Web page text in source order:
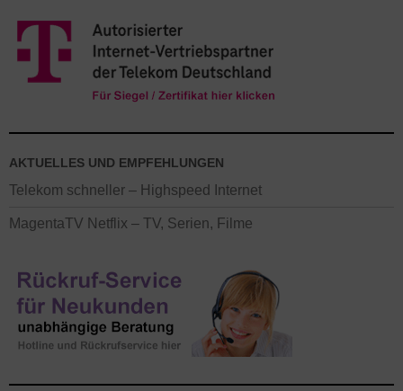
AKTUELLES UND EMPFEHLUNGEN
Telekom schneller – Highspeed Internet
MagentaTV Netflix – TV, Serien, Filme